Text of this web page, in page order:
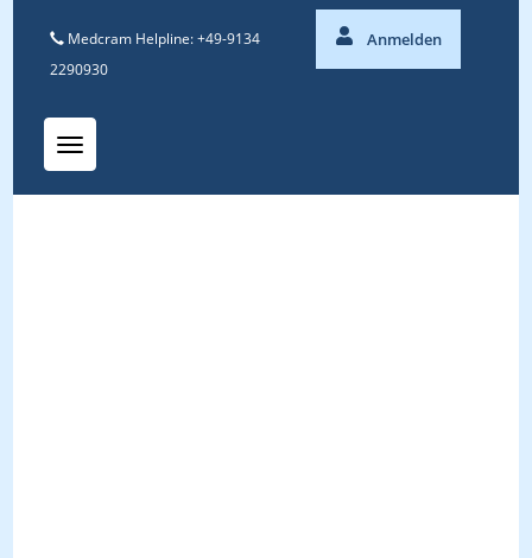
Medcram Helpline: +49-9134
2290930
Anmelden
Toggle navigation